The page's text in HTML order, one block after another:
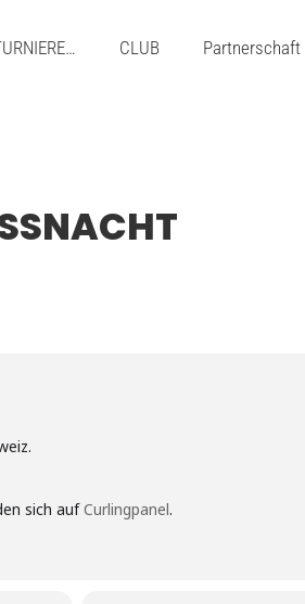
CLUB Partnerschaft
sich aufCurlingpanel.